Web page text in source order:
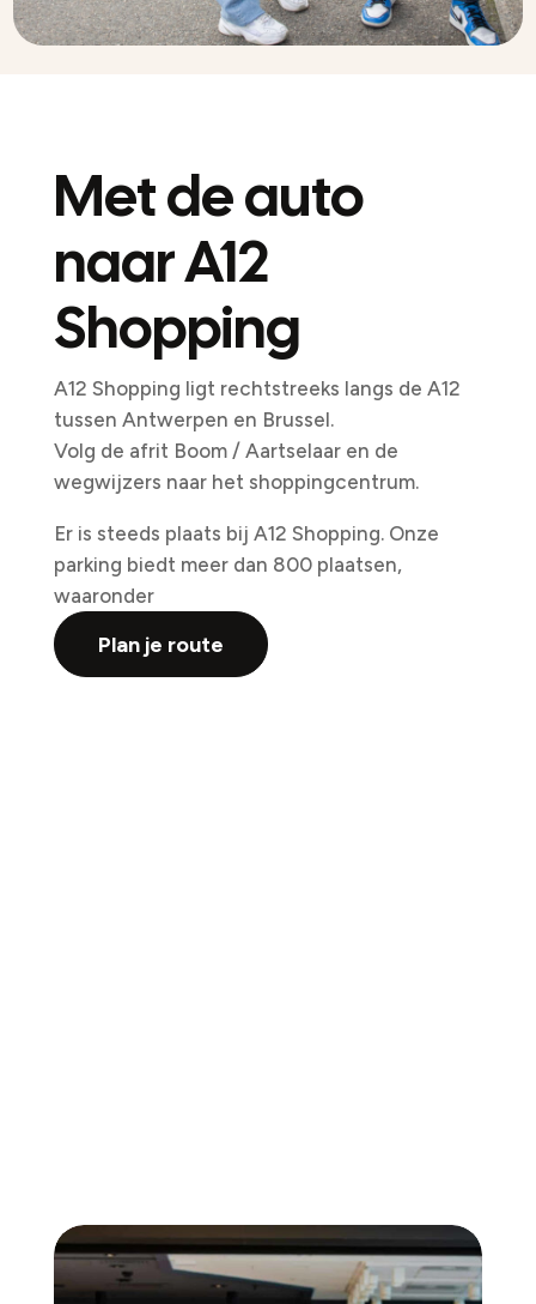
Met de auto
naar A12
Shopping
A12 Shopping ligt rechtstreeks langs de A12
tussen Antwerpen en Brussel.
Volg de afrit Boom / Aartselaar en de
wegwijzers naar het shoppingcentrum.
Er is steeds plaats bij A12 Shopping. Onze
parking biedt meer dan 800 plaatsen,
waaronder
Plan je route